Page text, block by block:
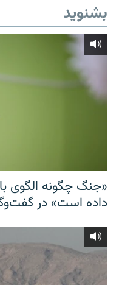
بشنوید
«جنگ چگونه الگوی
داده است» در